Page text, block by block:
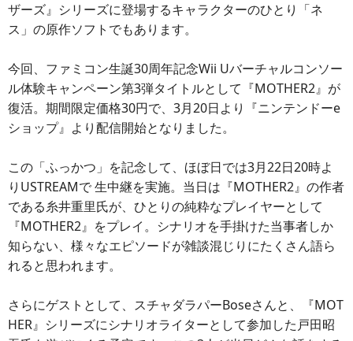
ザーズ』シリーズに登場するキャラクターのひとり「ネ
ス」の原作ソフトでもあります。
今回、ファミコン生誕30周年記念Wii Uバーチャルコンソー
ル体験キャンペーン第3弾タイトルとして『MOTHER2』が
復活。期間限定価格30円で、3月20日より『ニンテンドーe
ショップ』より配信開始となりました。
この「ふっかつ」を記念して、ほぼ日では3月22日20時よ
りUSTREAMで 生中継を実施。当日は『MOTHER2』の作者
である糸井重里氏が、ひとりの純粋なプレイヤーとして
『MOTHER2』をプレイ。シナリオを手掛けた当事者しか
知らない、様々なエピソードが雑談混じりにたくさん語ら
れると思われます。
さらにゲストとして、スチャダラパーBoseさんと、『MOT
HER』シリーズにシナリオライターとして参加した戸田昭